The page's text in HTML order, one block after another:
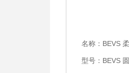
名称： BEVS
型号：BEVS